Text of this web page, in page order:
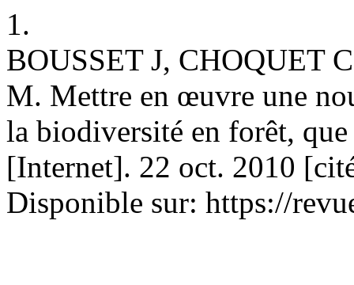
1.
BOUSSET J, CHOQUET
M. Mettre en œuvre une
la biodiversité en forêt,
[Internet]. 22 oct. 2010
Disponible sur: https://